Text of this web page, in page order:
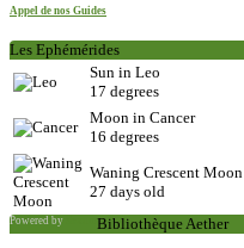
Appel de nos Guides
Les Ephémérides
Sun in Leo
17 degrees
Moon in Cancer
16 degrees
Waning Crescent Moon
27 days old
Powered by
Bibliothèque Aether